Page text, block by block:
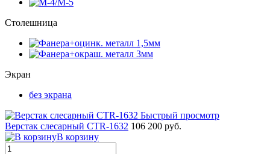
Столешница
Экран
без экрана
Быстрый просмотр
Верстак слесарный CTR-1632 106 200 руб.
В корзину